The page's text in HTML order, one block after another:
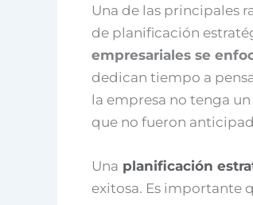
Una de las principales
de planificación
empresariales se
dedican tiempo a
la empresa no tenga
que no fueron
Una planificación
exitosa. Es importante